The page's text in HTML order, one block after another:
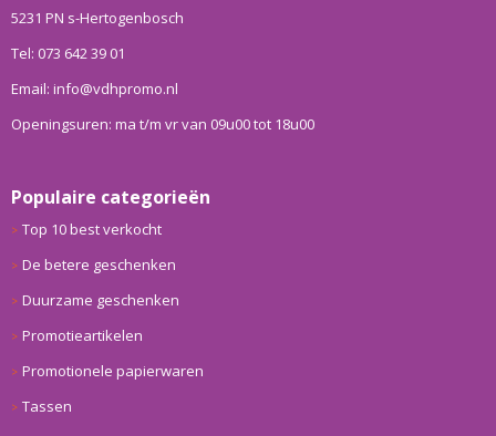
5231 PN s-Hertogenbosch
Tel: 073 642 39 01
Email: info@vdhpromo.nl
Openingsuren: ma t/m vr van 09u00 tot 18u00
Populaire categorieën
Top 10 best verkocht
De betere geschenken
Duurzame geschenken
Promotieartikelen
Promotionele papierwaren
Tassen